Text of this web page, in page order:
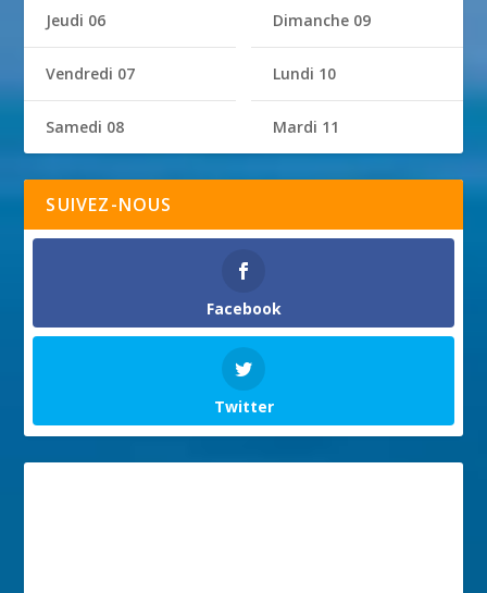
Jeudi 06
Vendredi 07
Samedi 08
Dimanche 09
Lundi 10
Mardi 11
SUIVEZ-NOUS
Facebook
Twitter